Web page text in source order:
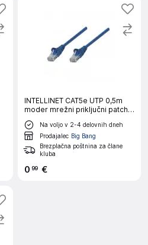
INTELLINET CAT5e UTP 0,5m
moder mrežni priključni patch
kabel
Na voljo v 2-4 delovnih dneh
Prodajalec Big Bang
Brezplačna poštnina za člane
kluba
0 99 €